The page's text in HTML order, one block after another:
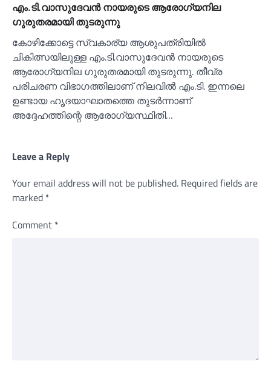
എം.ടി.വാസുദേവന്‍ നായരുടെ ആരോഗ്യനില
ഗുരുതരമായി തുടരുന്നു
കോഴിക്കോട്ടെ സ്വകാര്യ ആശുപത്രിയില്‍
ചികിത്സയിലുള്ള എം.ടി.വാസുദേവന്‍ നായരുടെ
ആരോഗ്യനില ഗുരുതരമായി തുടരുന്നു. തീവ്ര
പരിചരണ വിഭാഗത്തിലാണ് നിലവില്‍ എം.ടി. ഇന്നലെ
ഉണ്ടായ ഹൃദയാഘാതത്തെ തുടര്‍ന്നാണ്
അദ്ദേഹത്തിന്റെ ആരോഗ്യസ്ഥിതി…
Leave a Reply
Your email address will not be published. Required fields are
marked *
Comment *